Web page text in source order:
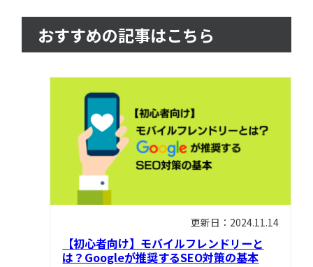
おすすめの記事はこちら
更新日：2024.11.14
【初心者向け】モバイルフレンドリーと
は？Googleが推奨するSEO対策の基本